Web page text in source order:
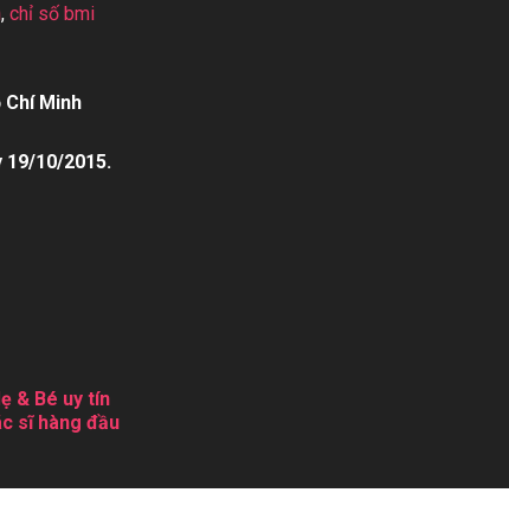
, chỉ số bmi
Chí Minh
19/10/2015.
& Bé uy tín
sĩ hàng đầu